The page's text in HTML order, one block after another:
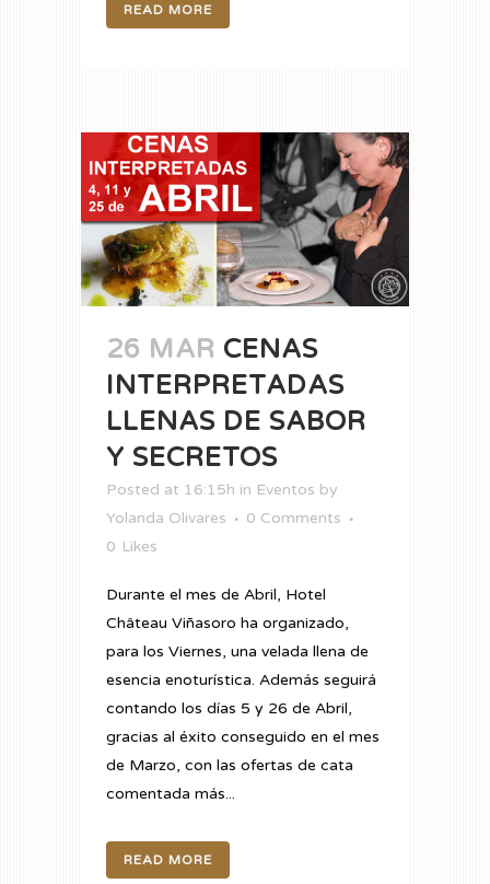
READ MORE
26 MAR CENAS
INTERPRETADAS
LLENAS DE SABOR
Y SECRETOS
Posted at 16:15h in Eventos by
Yolanda Olivares
0 Comments
0 Likes
Durante el mes de Abril, Hotel
Château Viñasoro ha organizado,
para los Viernes, una velada llena de
esencia enoturística. Además seguirá
contando los días 5 y 26 de Abril,
gracias al éxito conseguido en el mes
de Marzo, con las ofertas de cata
comentada más...
READ MORE